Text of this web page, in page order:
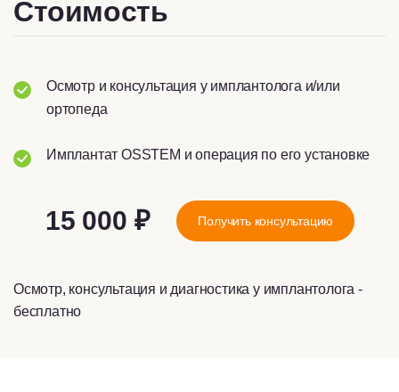
Специфические особенности анатомии
Обострение воспалительных процессов
Стоимость
Осмотр и консультация у имплантолога и/или
ортопеда
Имплантат OSSTEM и операция по его установке
15 000 ₽ Получить консультацию
Осмотр, консультация и диагностика у имплантолога -
бесплатно